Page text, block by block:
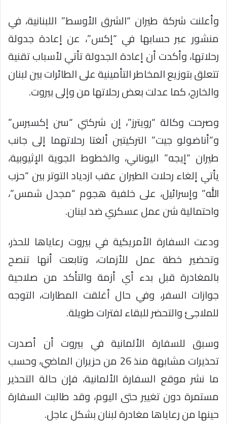
وأعلنت شركة طيران “الشرق الأوسط” اللبنانية، في
منشور عبر حسابها في “إكس”، عن إعادة جدولة
رحلاتها، وأكدت أن إعادة الجدولة تأتي لأسباب تقنية
تتعلق بتوزيع المخاطر التأمينية على الطائرات بين لبنان
والخارج، كما عدلت بعض رحلاتها من وإلى بيروت.
وصرحت وكالة “رويترز”، إن شركتي “سن إكسبرس”
و”أناضولو جيت” التركيتين ألغتا رحلاتهما إلى جانب
طيران “إيجه” اليوناني، والخطوط الجوية الإثيوبية،
يأتي إلغاء رحلات الطيران عقب ازدياد التوتر بين “حزب
الله” وإسرائيل، على خلفية هجوم “مجدل شمس”،
واحتمالية شن عمل عسكري ضد لبنان.
ودعت السفارة الأمريكية في بيروت رعاياها للحذر،
وتحضير خطة عمل للأزمات، وتابعت أنها تنصح
بالمغادرة قبل بدء أي أزمة والتأكد من صلاحية
جوازات السفر، وفي حال أغلقت المطارات، التوجه
للملاجئ والتحضر للبقاء لفترات طويلة.
وسبق للسفارة الألمانية في بيروت أن أصدرت
تحذيرات مشابهة منذ 26 من حزيران الماضي، وحسب
ما نشر موقع السفارة الألمانية، فإن حالة التحذير
مستمرة دون تغيير حتى اليوم، وقد طالبت السفارة
حينها من رعاياها مغادرة لبنان بشكل عاجل.